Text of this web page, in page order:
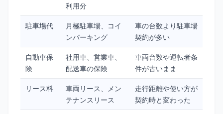
利用分
駐車場代
月極駐車場、コイ
ンパーキング
車の台数より駐車場
契約が多い
自動車保
険
社用車、営業車、
配送車の保険
車両台数や運転者条
件が古いまま
リース料
車両リース、メン
テナンスリース
走行距離や使い方が
契約時と変わった